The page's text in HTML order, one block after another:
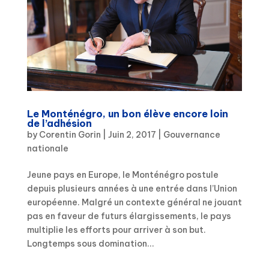
Le Monténégro, un bon élève encore loin
de l’adhésion
by Corentin Gorin Juin 2, 2017
Gouvernance
nationale
Jeune pays en Europe, le Monténégro postule
depuis plusieurs années à une entrée dans l’Union
européenne. Malgré un contexte général ne jouant
pas en faveur de futurs élargissements, le pays
multiplie les efforts pour arriver à son but.
Longtemps sous domination...